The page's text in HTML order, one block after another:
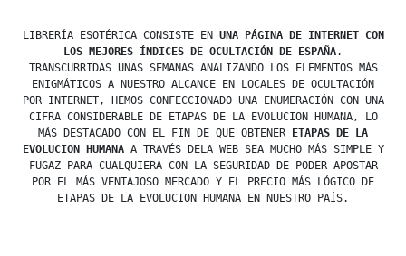
LIBRERÍA ESOTÉRICA CONSISTE EN UNA PÁGINA DE INTERNET CON
LOS MEJORES ÍNDICES DE OCULTACIÓN DE ESPAÑA.
TRANSCURRIDAS UNAS SEMANAS ANALIZANDO LOS ELEMENTOS MÁS
ENIGMÁTICOS A NUESTRO ALCANCE EN LOCALES DE OCULTACIÓN
POR INTERNET, HEMOS CONFECCIONADO UNA ENUMERACIÓN CON UNA
CIFRA CONSIDERABLE DE ETAPAS DE LA EVOLUCION HUMANA, LO
MÁS DESTACADO CON EL FIN DE QUE OBTENER
ETAPAS DE LA
EVOLUCION HUMANAA TRAVÉS DELA WEB SEA MUCHO MÁS SIMPLE Y
FUGAZ PARA CUALQUIERA CON LA SEGURIDAD DE PODER APOSTAR
POR EL MÁS VENTAJOSO MERCADO Y EL PRECIO MÁS LÓGICO DE
ETAPAS DE LA EVOLUCION HUMANA EN NUESTRO PAÍS.